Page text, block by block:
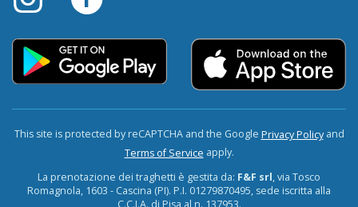
This site is protected by reCAPTCHA and the Google Privacy Policyand
Terms of Service apply.
La prenotazione dei traghetti è gestita da: F&F srl, via Tosco
Romagnola, 1603 - Cascina (PI). P.I. 01279870495, sede iscritta alla
C.C.I.A. di Pisa al n. 137953.